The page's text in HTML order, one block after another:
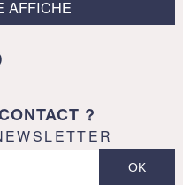
AFFICHE
?